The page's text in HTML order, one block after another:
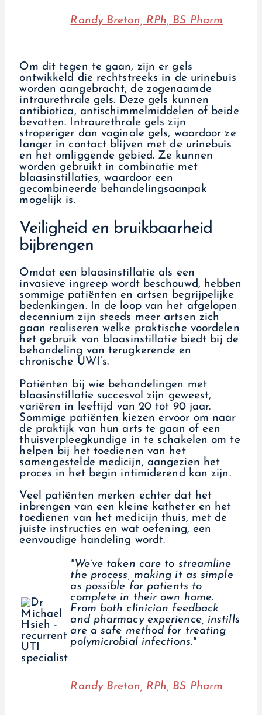
Randy Breton, RPh, BS Pharm
Om dit tegen te gaan, zijn er gels
ontwikkeld die rechtstreeks in de urinebuis
worden aangebracht, de zogenaamde
intraurethrale gels. Deze gels kunnen
antibiotica, antischimmelmiddelen of beide
bevatten. Intraurethrale gels zijn
stroperiger dan vaginale gels, waardoor ze
langer in contact blijven met de urinebuis
en het omliggende gebied. Ze kunnen
worden gebruikt in combinatie met
blaasinstillaties, waardoor een
gecombineerde behandelingsaanpak
mogelijk is.
Veiligheid en bruikbaarheid
bijbrengen
Omdat een blaasinstillatie als een
invasieve ingreep wordt beschouwd, hebben
sommige patiënten en artsen begrijpelijke
bedenkingen. In de loop van het afgelopen
decennium zijn steeds meer artsen zich
gaan realiseren welke praktische voordelen
het gebruik van blaasinstillatie biedt bij de
behandeling van terugkerende en
chronische UWI’s.
Patiënten bij wie behandelingen met
blaasinstillatie succesvol zijn geweest,
variëren in leeftijd van 20 tot 90 jaar.
Sommige patiënten kiezen ervoor om naar
de praktijk van hun arts te gaan of een
thuisverpleegkundige in te schakelen om te
helpen bij het toedienen van het
samengestelde medicijn, aangezien het
proces in het begin intimiderend kan zijn.
Veel patiënten merken echter dat het
inbrengen van een kleine katheter en het
toedienen van het medicijn thuis, met de
juiste instructies en wat oefening, een
eenvoudige handeling wordt.
"We’ve taken care to streamline
the process, making it as simple
as possible for patients to
complete in their own home.
From both clinician feedback
and pharmacy experience, instills
are a safe method for treating
polymicrobial infections."
Randy Breton, RPh, BS Pharm